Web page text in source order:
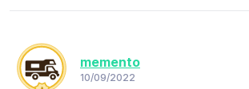
memento
10/09/2022